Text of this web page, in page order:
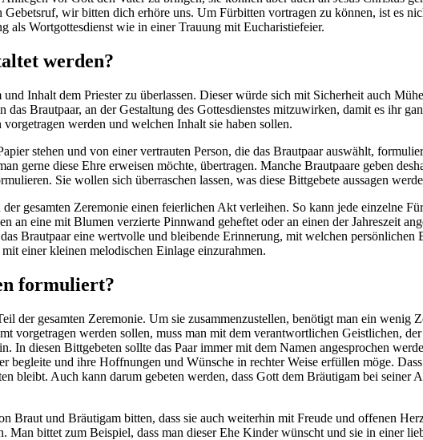
wir bitten dich erhöre uns. Um Fürbitten vortragen zu können, ist es
als Wortgottesdienst wie in einer Trauung mit Eucharistiefeier.
werden?
Inhalt dem Priester zu überlassen. Dieser würde sich mit Sicherheit auch
Brautpaar, an der Gestaltung des Gottesdienstes mitzuwirken, damit es ihr
werden und welchen Inhalt sie haben sollen.
stehen und von einer vertrauten Person, die das Brautpaar auswählt,
gerne diese Ehre erweisen möchte, übertragen. Manche Brautpaare geben
Sie wollen sich überraschen lassen, was diese Bittgebete aussagen
gesamten Zeremonie einen feierlichen Akt verleihen. So kann jede einzelne
an eine mit Blumen verzierte Pinnwand geheftet oder an einen der Jahreszeit
Brautpaar eine wertvolle und bleibende Erinnerung, mit welchen persönlichen
einer kleinen melodischen Einlage einzurahmen.
formuliert?
der gesamten Zeremonie. Um sie zusammenzustellen, benötigt man ein wenig
vorgetragen werden sollen, muss man mit dem verantwortlichen Geistlichen,
In diesen Bittgebeten sollte das Paar immer mit dem Namen angesprochen
begleite und ihre Hoffnungen und Wünsche in rechter Weise erfüllen möge.
bleibt. Auch kann darum gebeten werden, dass Gott dem Bräutigam bei seiner
Braut und Bräutigam bitten, dass sie auch weiterhin mit Freude und offenen
Man bittet zum Beispiel, dass man dieser Ehe Kinder wünscht und sie in einer